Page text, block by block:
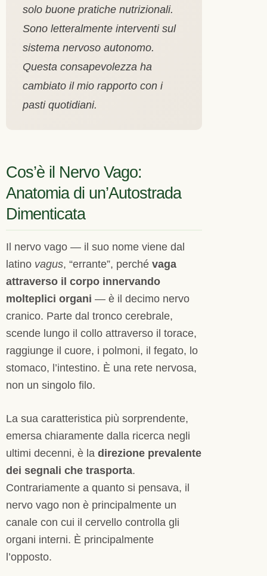
solo buone pratiche nutrizionali.
Sono letteralmente interventi sul
sistema nervoso autonomo.
Questa consapevolezza ha
cambiato il mio rapporto con i
pasti quotidiani.
Cos’è il Nervo Vago:
Anatomia di un’Autostrada
Dimenticata
Il nervo vago — il suo nome viene dal
latino vagus, “errante”, perché vaga
attraverso il corpo innervando
molteplici organi — è il decimo nervo
cranico. Parte dal tronco cerebrale,
scende lungo il collo attraverso il torace,
raggiunge il cuore, i polmoni, il fegato, lo
stomaco, l’intestino. È una rete nervosa,
non un singolo filo.
La sua caratteristica più sorprendente,
emersa chiaramente dalla ricerca negli
ultimi decenni, è la direzione prevalente
dei segnali che trasporta.
Contrariamente a quanto si pensava, il
nervo vago non è principalmente un
canale con cui il cervello controlla gli
organi interni. È principalmente
l’opposto.